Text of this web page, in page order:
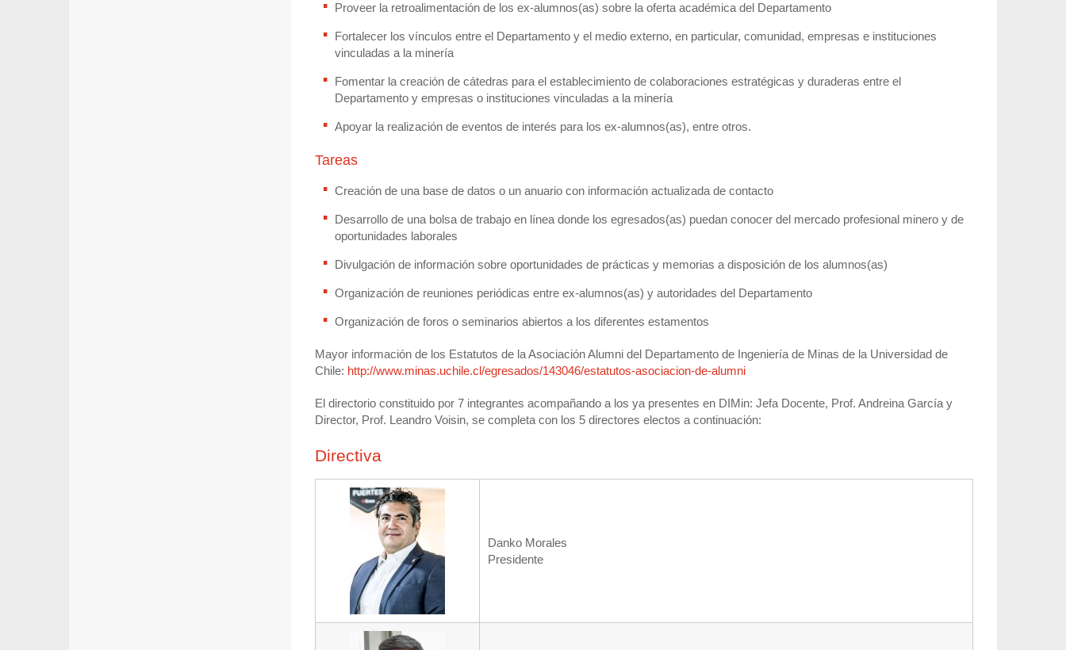
Proveer la retroalimentación de los ex-alumnos(as) sobre la oferta académica del Departamento
Fortalecer los vínculos entre el Departamento y el medio externo, en particular, comunidad, empresas e instituciones
vinculadas a la minería
Fomentar la creación de cátedras para el establecimiento de colaboraciones estratégicas y duraderas entre el
Departamento y empresas o instituciones vinculadas a la minería
Apoyar la realización de eventos de interés para los ex-alumnos(as), entre otros.
Tareas
Creación de una base de datos o un anuario con información actualizada de contacto
Desarrollo de una bolsa de trabajo en línea donde los egresados(as) puedan conocer del mercado profesional minero y de
oportunidades laborales
Divulgación de información sobre oportunidades de prácticas y memorias a disposición de los alumnos(as)
Organización de reuniones periódicas entre ex-alumnos(as) y autoridades del Departamento
Organización de foros o seminarios abiertos a los diferentes estamentos
Mayor información de los Estatutos de la Asociación Alumni del Departamento de Ingeniería de Minas de la Universidad de
Chile: http://www.minas.uchile.cl/egresados/143046/estatutos-asociacion-de-alumni
El directorio constituido por 7 integrantes acompañando a los ya presentes en DIMin: Jefa Docente, Prof. Andreina García y
Director, Prof. Leandro Voisin, se completa con los 5 directores electos a continuación:
Directiva
Danko Morales
Presidente